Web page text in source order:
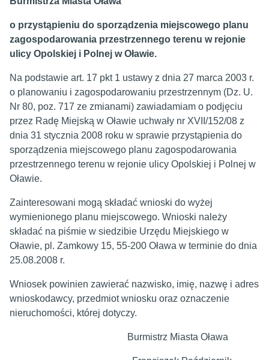
o przystąpieniu do sporządzenia miejscowego planu
zagospodarowania przestrzennego terenu w rejonie
ulicy Opolskiej i Polnej w Oławie.
Na podstawie art. 17 pkt 1 ustawy z dnia 27 marca 2003 r.
o planowaniu i zagospodarowaniu przestrzennym (Dz. U.
Nr 80, poz. 717 ze zmianami) zawiadamiam o podjęciu
przez Radę Miejską w Oławie uchwały nr XVII/152/08 z
dnia 31 stycznia 2008 roku w sprawie przystąpienia do
sporządzenia miejscowego planu zagospodarowania
przestrzennego terenu w rejonie ulicy Opolskiej i Polnej w
Oławie.
Zainteresowani mogą składać wnioski do wyżej
wymienionego planu miejscowego. Wnioski należy
składać na piśmie w siedzibie Urzędu Miejskiego w
Oławie, pl. Zamkowy 15, 55-200 Oława w terminie do dnia
25.08.2008 r.
Wniosek powinien zawierać nazwisko, imię, nazwę i adres
wnioskodawcy, przedmiot wniosku oraz oznaczenie
nieruchomości, której dotyczy.
Burmistrz Miasta Oława